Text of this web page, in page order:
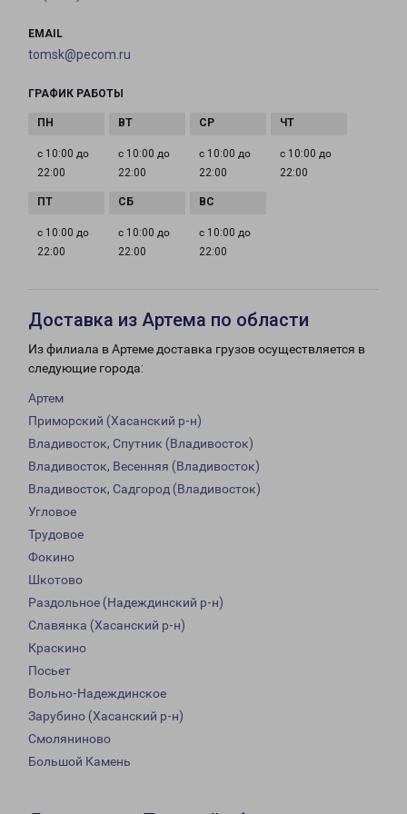
EMAIL
tomsk@pecom.ru
ГРАФИК РАБОТЫ
с 10:00 до
22:00
с 10:00 до
22:00
с 10:00 до
22:00
с 10:00 до
22:00
с 10:00 до
22:00
с 10:00 до
22:00
с 10:00 до
22:00
Доставка из Артема по области
Из филиала в Артеме доставка грузов осуществляется в
следующие города:
Артем
Приморский (Хасанский р-н)
Владивосток, Спутник (Владивосток)
Владивосток, Весенняя (Владивосток)
Владивосток, Садгород (Владивосток)
Угловое
Трудовое
Фокино
Шкотово
Раздольное (Надеждинский р-н)
Славянка (Хасанский р-н)
Краскино
Посьет
Вольно-Надеждинское
Зарубино (Хасанский р-н)
Смоляниново
Большой Камень